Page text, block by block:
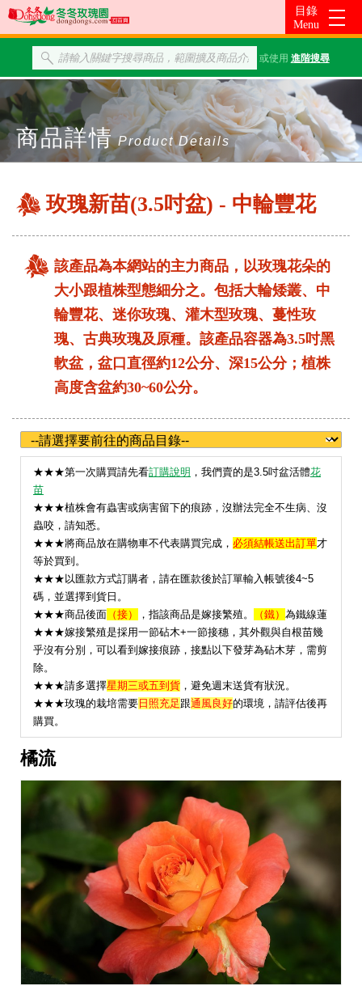
或使用 進階搜尋
商品詳情 Product Details
玫瑰新苗(3.5吋盆) - 中輪豐花
該產品為本網站的主力商品，以玫瑰花朵的
大小跟植株型態細分之。包括大輪矮叢、中
輪豐花、迷你玫瑰、灌木型玫瑰、蔓性玫
瑰、古典玫瑰及原種。該產品容器為3.5吋黑
軟盆，盆口直徑約12公分、深15公分；植株
高度含盆約30~60公分。
★★★第一次購買請先看訂購說明 ，我們賣的是3.5吋盆活體花
苗
★★★植株會有蟲害或病害留下的痕跡，沒辦法完全不生病、沒
蟲咬，請知悉。
★★★將商品放在購物車不代表購買完成， 必須結帳送出訂單才
等於買到。
★★★以匯款方式訂購者，請在匯款後於訂單輸入帳號後4~5
碼，並選擇到貨日。
★★★商品後面 （接） ，指該商品是嫁接繁殖。 （鐵） 為鐵線蓮
★★★嫁接繁殖是採用一節砧木+一節接穗，其外觀與自根苗幾
乎沒有分別，可以看到嫁接痕跡，接點以下發芽為砧木芽，需剪
除。
★★★請多選擇星期三或五到貨 ，避免週末送貨有狀況。
★★★玫瑰的栽培需要日照充足 跟通風良好的環境，請評估後再
購買。
橘流